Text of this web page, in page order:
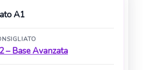
A1
– Base Avanzata